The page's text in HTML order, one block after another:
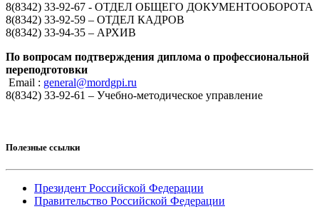
8(8342) 33-92-67 - ОТДЕЛ ОБЩЕГО ДОКУМЕНТООБОРОТА
8(8342) 33-92-59 – ОТДЕЛ КАДРОВ
8(8342) 33-94-35 – АРХИВ
По вопросам подтверждения диплома о профессиональной
переподготовки
Email : general@mordgpi.ru
8(8342) 33-92-61 – Учебно-методическое управление
Полезные ссылки
Президент Российской Федерации
Правительство Российской Федерации